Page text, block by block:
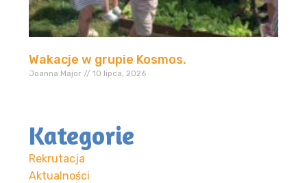
Wakacje w grupie Kosmos.
Joanna.Major 10 lipca, 2026
Kategorie
Rekrutacja
Aktualności